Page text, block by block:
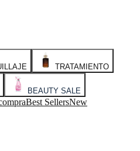
TRATAMIENTO
BEAUTY SALE
Best SellersNew